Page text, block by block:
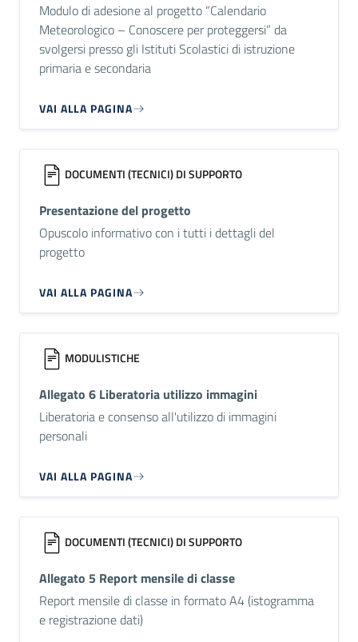
Modulo di adesione al progetto “Calendario
Meteorologico – Conoscere per proteggersi” da
svolgersi presso gli Istituti Scolastici di istruzione
primaria e secondaria
VAI ALLA PAGINA
DOCUMENTI (TECNICI) DI SUPPORTO
Presentazione del progetto
Opuscolo informativo con i tutti i dettagli del
progetto
VAI ALLA PAGINA
MODULISTICHE
Allegato 6 Liberatoria utilizzo immagini
Liberatoria e consenso all'utilizzo di immagini
personali
VAI ALLA PAGINA
DOCUMENTI (TECNICI) DI SUPPORTO
Allegato 5 Report mensile di classe
Report mensile di classe in formato A4 (istogramma
e registrazione dati)